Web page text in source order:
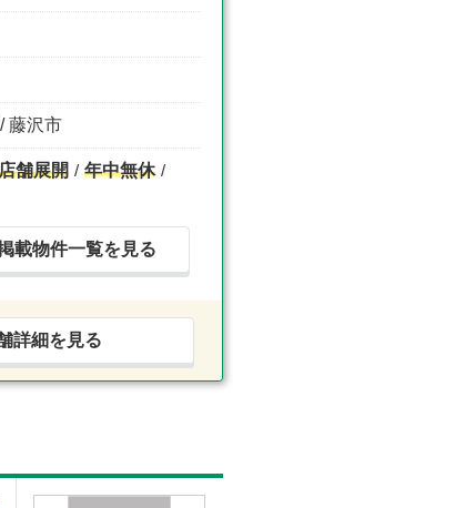
藤沢市
舗展開
年中無休
載物件一覧を見る
詳細を見る